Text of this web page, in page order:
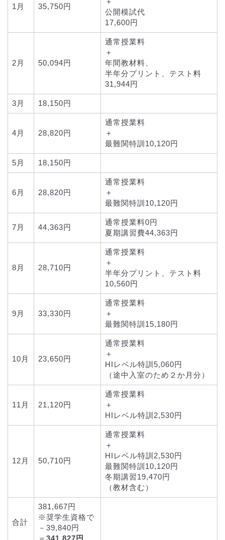
1月 35,750円
公開模試代
17,600円
2月 50,094円
通常授業料
＋
年間教材料、
半年分プリント、テスト料
31,944円
3月 18,150円
4月 28,820円
通常授業料
＋
最難関特訓10,120円
5月 18,150円
6月 28,820円
通常授業料
＋
最難関特訓10,120円
7月 44,363円
通常授業料0円
夏期講習費44,363円
8月 28,710円
通常授業料
＋
半年分プリント、テスト料
10,560円
9月 33,330円
通常授業料
＋
最難関特訓15,180円
10月 23,650円
通常授業料
＋
HIレベル特訓5,060円
（途中入室のため２か月分）
11月 21,120円
通常授業料
＋
HIレベル特訓2,530円
12月 50,710円
通常授業料
＋
HIレベル特訓2,530円
最難関特訓10,120円
冬期講習19,470円
（教材含む）
合計
381,667円
※奨学生資格で
－39,840円
＝ 341,827円